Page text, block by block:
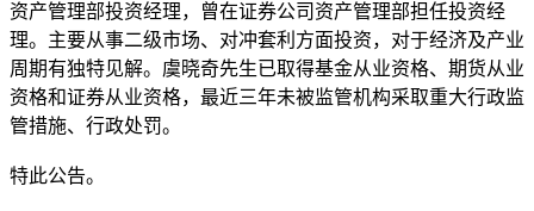
资产管理部投资经理，曾在证券公司资产管理部担任投资经
理。主要从事二级市场、对冲套利方面投资，对于经济及产业
周期有独特见解。虞晓奇先生已取得基金从业资格、期货从业
资格和证券从业资格，最近三年未被监管机构采取重大行政监
管措施、行政处罚。
特此公告。